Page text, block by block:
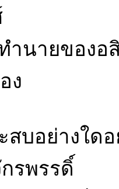
ำนายของ
ง
สบอย่างใด
รพรรดิ์